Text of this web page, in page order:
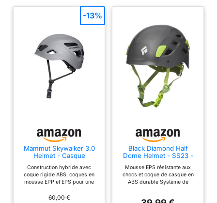
Mammut Skywalker 3.0
Helmet - Casque
Homme et Femme |
Polyvalent, Fixation
Lampe Frontale et
Unique
Construction hybride avec
coque rigide ABS, coques en
mousse EPP et EPS pour une
ajustement compact Protection
60,00 €
-13%
Black Diamond Half
Dome Helmet - SS23 -
Mousse EPS résistante aux
chocs et coque de casque en
ABS durable Système de